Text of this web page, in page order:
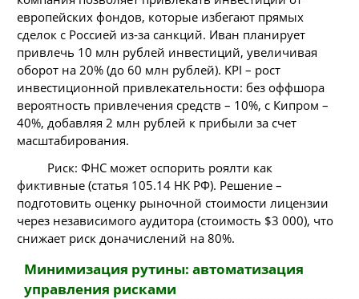
европейских фондов, которые избегают прямых
сделок с Россией из-за санкций. Иван планирует
привлечь 10 млн рублей инвестиций, увеличивая
оборот на 20% (до 60 млн рублей). KPI – рост
инвестиционной привлекательности: без оффшора
вероятность привлечения средств – 10%, с Кипром –
40%, добавляя 2 млн рублей к прибыли за счет
масштабирования.
Риск: ФНС может оспорить роялти как
фиктивные (статья 105.14 НК РФ). Решение –
подготовить оценку рыночной стоимости лицензии
через независимого аудитора (стоимость $3 000), что
снижает риск доначислений на 80%.
Минимизация рутины: автоматизация
управления рисками